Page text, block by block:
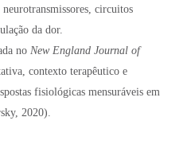
circuitos
da dor.
no New England Journal of
contexto terapêutico e
fisiológicas mensuráveis em
2020).